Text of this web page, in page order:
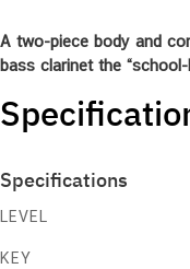
A two-piece body and
bass clarinet the
Specifications
LEVEL
KEY